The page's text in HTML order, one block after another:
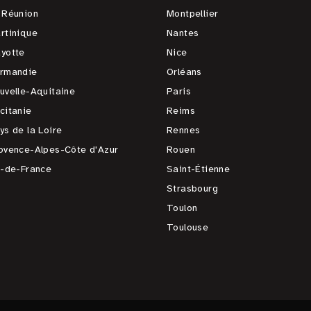
Aquitaine
de la Loire
Alpes-Côte d'Azur
de-France
Montpellier
Nantes
Nice
Orléans
Paris
Reims
Rennes
Rouen
Saint-Étienne
Strasbourg
Toulon
Toulouse